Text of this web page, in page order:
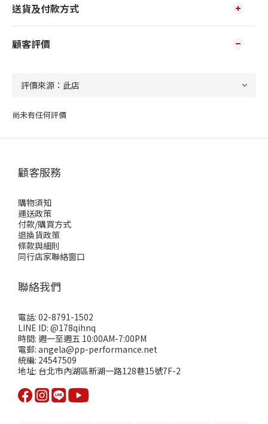
送貨及付款方式
顧客評價
尚未有任何評價
顧客服務
購物須知
運送政策
付款/購買方式
退換貨政策
條款與細則
同行店家聯絡窗口
聯絡我們
電話: 02-8791-1502
LINE ID: @178qihnq
時間: 週一至週五 10:00AM-7:00PM
電郵: angela@pp-performance.net
統編: 24547509
地址: 台北市內湖區新湖一路128巷15號7F-2